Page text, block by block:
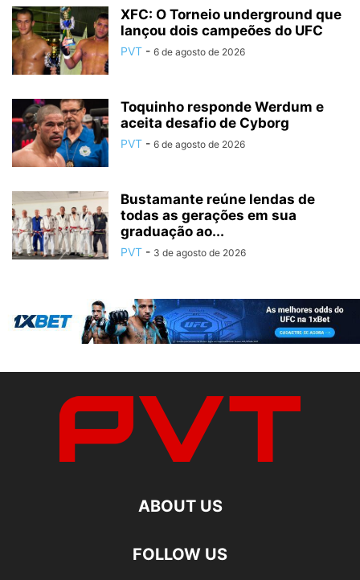
XFC: O Torneio underground que
lançou dois campeões do UFC
PVT - 6 de agosto de 2026
Toquinho responde Werdum e
aceita desafio de Cyborg
PVT - 6 de agosto de 2026
Bustamante reúne lendas de
todas as gerações em sua
graduação ao...
PVT - 3 de agosto de 2026
ABOUT US
FOLLOW US